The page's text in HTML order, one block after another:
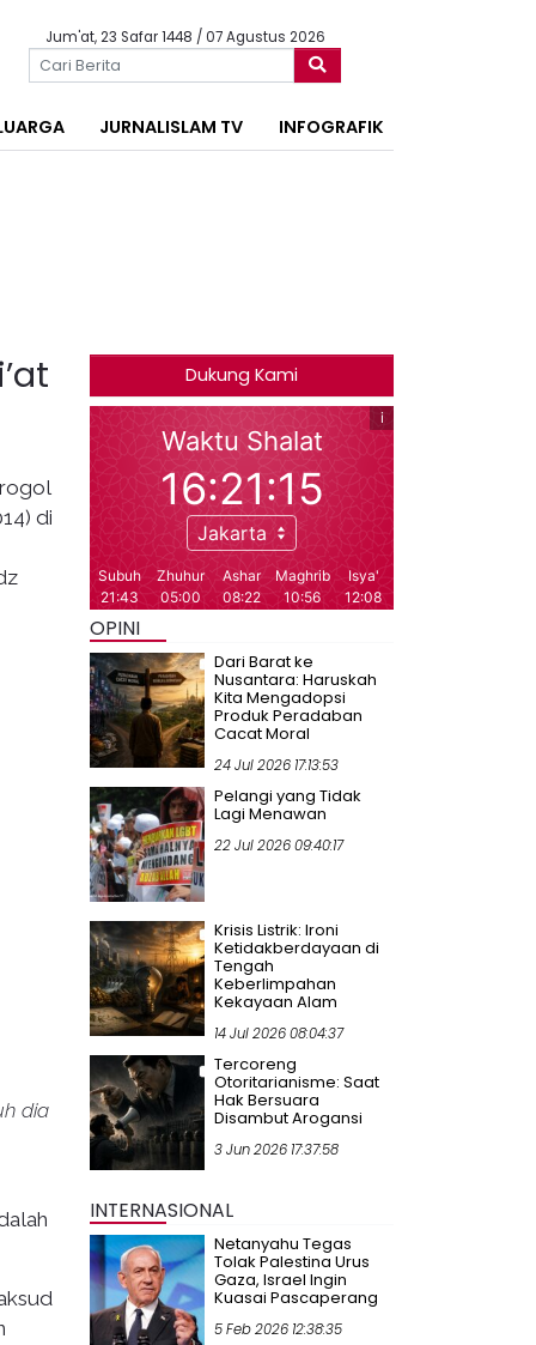
Jum'at, 23 Safar 1448 / 07 Agustus 2026
JURNALISLAM TV INFOGRAFIK
di
dia
Dukung Kami
OPINI
Dari Barat ke
Nusantara: Haruskah
Kita Mengadopsi
Produk Peradaban
Cacat Moral
24 Jul 2026 17:13:53
Pelangi yang Tidak
Lagi Menawan
22 Jul 2026 09:40:17
Krisis Listrik: Ironi
Ketidakberdayaan di
Tengah
Keberlimpahan
Kekayaan Alam
14 Jul 2026 08:04:37
Tercoreng
Otoritarianisme: Saat
Hak Bersuara
Disambut Arogansi
3 Jun 2026 17:37:58
INTERNASIONAL
Netanyahu Tegas
Tolak Palestina Urus
Gaza, Israel Ingin
Kuasai Pascaperang
5 Feb 2026 12:38:35